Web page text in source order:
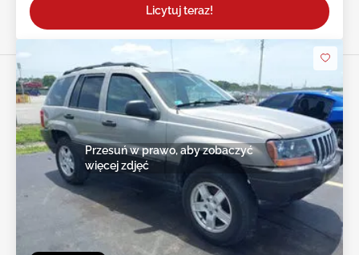
Licytuj teraz!
Przesuń w prawo, aby zobaczyć
więcej zdjęć